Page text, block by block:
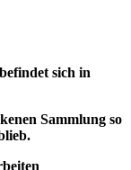
sich in
Sammlung so